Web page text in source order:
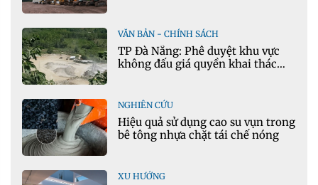
VĂN BẢN - CHÍNH SÁCH
TP Đà Nẵng: Phê duyệt khu vực
không đấu giá quyền khai thác
NGHIÊN CỨU
Hiệu quả sử dụng cao su vụn trong
bê tông nhựa chặt tái chế nóng
XU HƯỚNG